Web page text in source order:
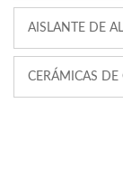
AISLANTE DE
CERÁMICAS